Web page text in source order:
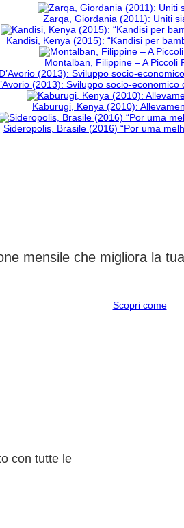
Zarqa, Giordania (2011): Uniti
Kandisi, Kenya (2015): “Kandisi per
Montalban, Filippine – A Piccoli
(2013): Sviluppo socio-economico
Kaburugi, Kenya (2010):
Sideropolis, Brasile (2016) “Por uma
mensile che migliora la
Scopri come
con tutte le